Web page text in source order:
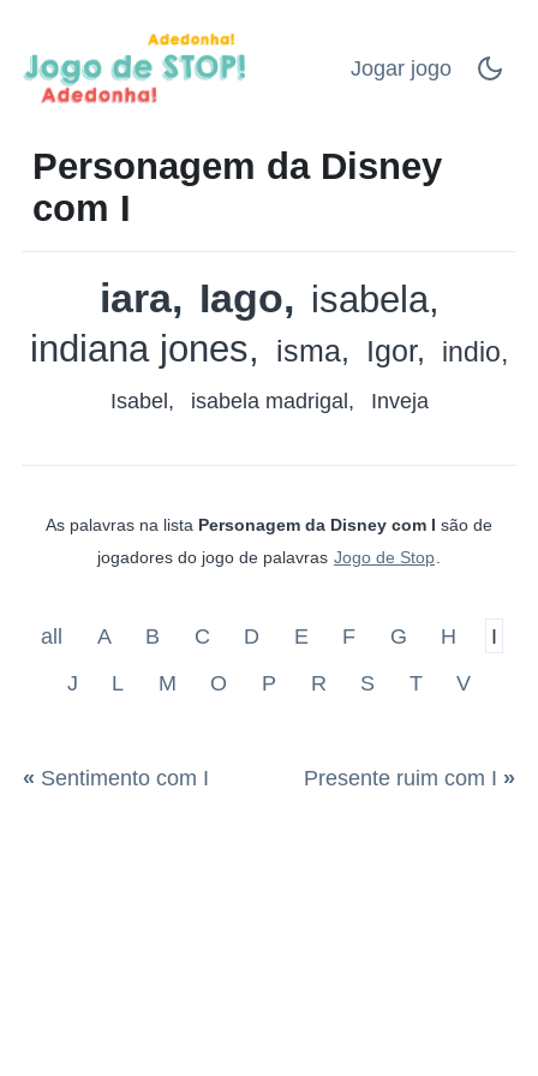
Jogar jogo
Personagem da Disney
com I
iara Iago
isabela
indiana jones
isma Igor indio
Isabel isabela madrigal Inveja
As palavras na lista Personagem da Disney com I são de
jogadores do jogo de palavras Jogo de Stop
all A B C D E F G H
I
J
L M O P R S T V
« Sentimento com I Presente ruim com I »